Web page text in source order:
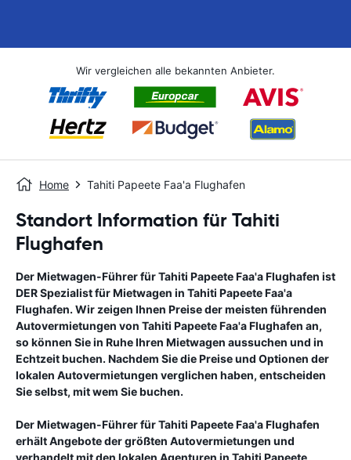
Wir vergleichen alle bekannten Anbieter.
Home Tahiti Papeete Faa'a Flughafen
Standort Information für Tahiti
Flughafen
Der Mietwagen-Führer fürTahiti Papeete Faa'a Flughafen ist
DER Spezialist für Mietwagen in Tahiti Papeete Faa'a
Flughafen. Wir zeigen Ihnen Preise der meisten führenden
Autovermietungen von Tahiti Papeete Faa'a Flughafen an,
so können Sie in Ruhe Ihren Mietwagen aussuchen und in
Echtzeit buchen. Nachdem Sie die Preise und Optionen der
lokalen Autovermietungen verglichen haben, entscheiden
Sie selbst, mit wem Sie buchen.
Der Mietwagen-Führer fürTahiti Papeete Faa'a Flughafen
erhält Angebote der größten Autovermietungen und
verhandelt mit den lokalen Agenturen in Tahiti Papeete